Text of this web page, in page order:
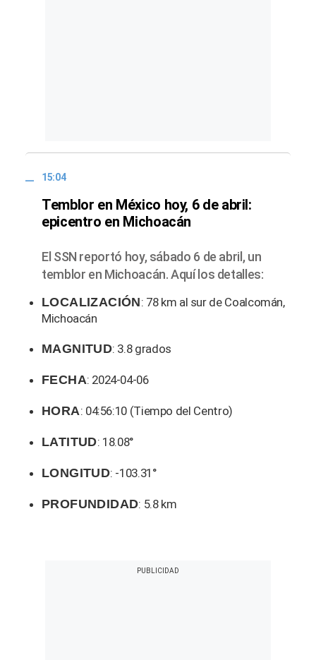
15:04
Temblor en México hoy, 6 de abril:
epicentro en Michoacán
El SSN reportó hoy, sábado 6 de abril, un
temblor en Michoacán. Aquí los detalles:
LOCALIZACIÓN: 78 km al sur de Coalcomán,
Michoacán
MAGNITUD: 3.8 grados
FECHA: 2024-04-06
HORA: 04:56:10 (Tiempo del Centro)
LATITUD: 18.08°
LONGITUD: -103.31°
PROFUNDIDAD: 5.8 km